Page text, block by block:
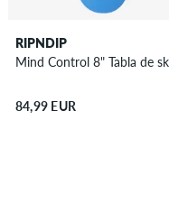
RIPNDIP
Mind Control 8" Tabla de
84,99 EUR